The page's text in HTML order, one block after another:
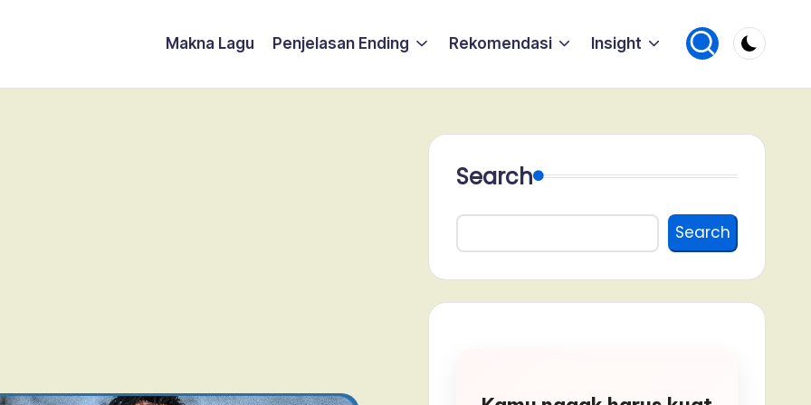
Makna Lagu Penjelasan Ending Rekomendasi Insight
Search
Search